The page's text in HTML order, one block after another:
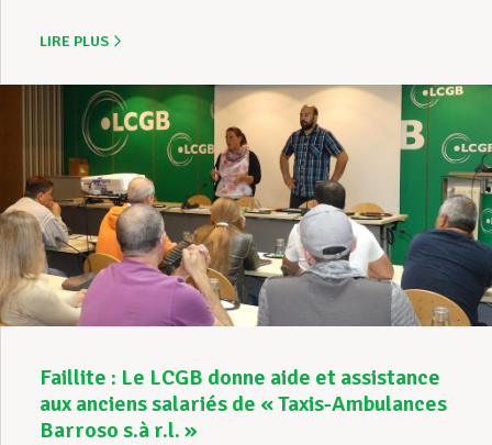
LIRE PLUS
Faillite : Le LCGB donne aide et assistance
aux anciens salariés de « Taxis-Ambulances
Barroso s.à r.l. »